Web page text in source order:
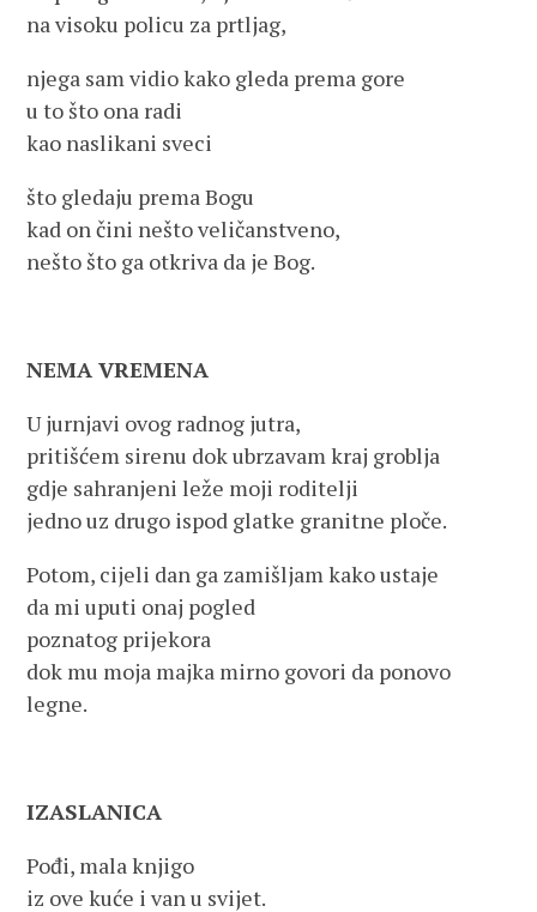
na visoku policu za prtljag,
njega sam vidio kako gleda prema gore
u to što ona radi
kao naslikani sveci
što gledaju prema Bogu
kad on čini nešto veličanstveno,
nešto što ga otkriva da je Bog.
NEMA VREMENA
U jurnjavi ovog radnog jutra,
pritišćem sirenu dok ubrzavam kraj groblja
gdje sahranjeni leže moji roditelji
jedno uz drugo ispod glatke granitne ploče.
Potom, cijeli dan ga zamišljam kako ustaje
da mi uputi onaj pogled
poznatog prijekora
dok mu moja majka mirno govori da ponovo
legne.
IZASLANICA
Pođi, mala knjigo
iz ove kuće i van u svijet.